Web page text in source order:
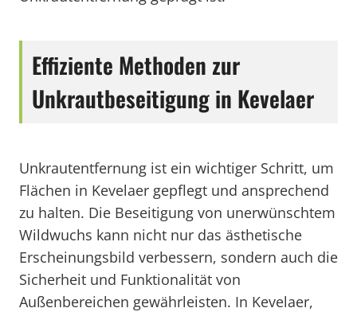
Effiziente Methoden zur
Unkrautbeseitigung in Kevelaer
Unkrautentfernung ist ein wichtiger Schritt, um
Flächen in Kevelaer gepflegt und ansprechend
zu halten. Die Beseitigung von unerwünschtem
Wildwuchs kann nicht nur das ästhetische
Erscheinungsbild verbessern, sondern auch die
Sicherheit und Funktionalität von
Außenbereichen gewährleisten. In Kevelaer,